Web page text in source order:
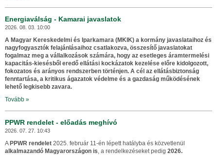
Energiaválság - Kamarai javaslatok
2026. 08. 03. 10:00
A Magyar Kereskedelmi és Iparkamara (MKIK) a kormány javaslataihoz és
nagyfogyasztók felajánlásaihoz csatlakozva, összesítő javaslatokat
fogalmaz meg a vállalkozások számára, hogy az esetleges áramtermelési
kapacitás-kiesésből eredő ellátási kockázatok kezelése előre kidolgozott,
fokozatos és arányos rendszerben történjen. A cél az ellátásbiztonság
fenntartása, a kritikus ágazatok védelme és a gazdaság működésének
lehető legkisebb zavara.
Tovább »
PPWR rendelet - előadás meghívó
2026. 07. 27. 10:43
A PPWR rendelet 2025. február 11-én lépett hatályba és közvetlenül
alkalmazandó Magyarországon is, a rendelkezéseket pedig 2026.